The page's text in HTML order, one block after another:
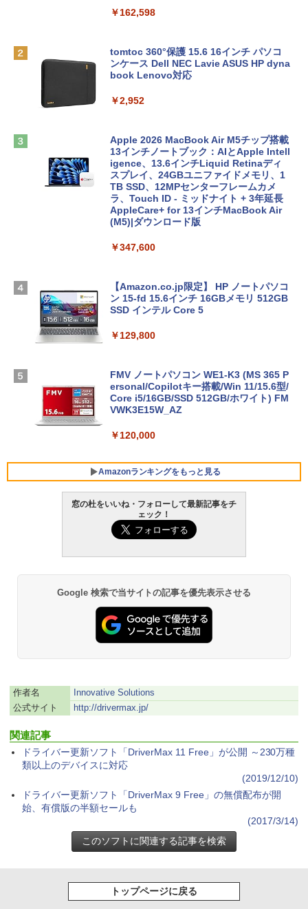
￥162,598
tomtoc 360°保護 15.6 16インチ パソコ
ンケース Dell NEC Lavie ASUS HP dyna
book Lenovo対応
￥2,952
Apple 2026 MacBook Air M5チップ搭載
13インチノートブック：AIとApple Intell
igence、13.6インチLiquid Retinaディ
スプレイ、24GBユニファイドメモリ、1
TB SSD、12MPセンターフレームカメ
ラ、Touch ID - ミッドナイト + 3年延長
AppleCare+ for 13インチMacBook Air
(M5)|ダウンロード版
￥347,600
【Amazon.co.jp限定】 HP ノートパソコ
ン 15-fd 15.6インチ 16GBメモリ 512GB
SSD インテル Core 5
￥129,800
FMV ノートパソコン WE1-K3 (MS 365 P
ersonal/Copilotキー搭載/Win 11/15.6型/
Core i5/16GB/SSD 512GB/ホワイト) FM
VWK3E15W_AZ
￥120,000
Amazonランキングをもっと見る
Robloxギフトカード - 800 Robux 【限
定バーチャルアイテムを含む】 【オンラ
￥1,300
Robloxギフトカード - 2,000 Robux 【限
定バーチャルアイテムを含む】 【オンラ
￥3,200
4(最新 永続版)|オンラインコード版|Wind
ows11、10/mac対応|PC2台
Robloxギフトカード - 1000 Robux 【限
定バーチャルアイテムを含む】 【オンラ
インゲームコード】 ロブロックス |オン
ラインコード版
生成AIパスポート公式テキスト 第４版
AIイラスト表現辞典: 思い通りの絵を引き
出す プロンプトの言葉 AI画像生成シリー
ズ (はぴーイラストLabo)
ClaudeCode いちばんやさしい 教科書:
非エンジニア 初心者 素人 でも安心 使い
めのAIコーディング入門シリーズ
FM TOWNS ハイパー・カタログ: 本体ハ
ードウェア・市販ソフトウェアのパーフ
ェクトリストと最新エミュレータ紹介
1冊ですべて身につくHTML & CSSとWe
Amazon Kindle Paperwhite (16GB) 7イ
ンチディスプレイ、色調調節ライト、12
￥27,980
Amazon Kindle - 目に優しい、かさばら
ない、大きな画面で読みやすい、6週間持
￥19,980
Kindle Paperwhite シグニチャーエディ
ション (32GB) 7インチディスプレイ、明
るさ自動調整、色調調節ライト、12週間
持続バッテリー、広告なし、メタリック
￥32,980
Amazon Kindle Colorsoft | 16GBストレ
テリー、広告無し、ブラック (2025年発
売)
窓の杜をいいね・フォローして最新記事をチ
ェック！
Google 検索で当サイトの記事を優先表示させる
作者名
Innovative Solutions
公式サイト
http://drivermax.jp/
関連記事
ドライバー更新ソフト「DriverMax 11 Free」が公開 ～230万種
類以上のデバイスに対応
(2019/12/10)
ドライバー更新ソフト「DriverMax 9 Free」の無償配布が開
始、有償版の半額セールも
(2017/3/14)
トップページに戻る